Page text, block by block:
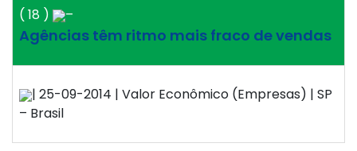
( 18 ) –
Agências têm ritmo mais fraco de vendas
| 25-09-2014 | Valor Econômico (Empresas) | SP
– Brasil